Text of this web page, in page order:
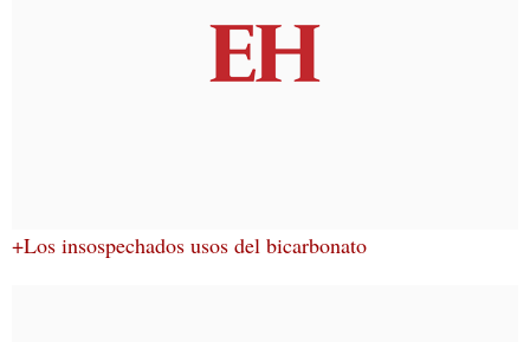
+Los insospechados usos del bicarbonato